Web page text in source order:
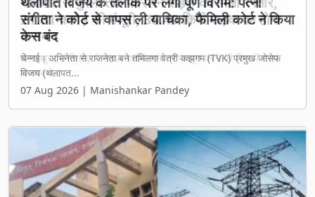
संगीता ने कोर्ट से वापस ली याचिका, फैमिली कोर्ट ने किया
केस बंद
चेन्नई। अभिनेता से राजनेता बने तमिलगा वेत्री कझगम (TVK) प्रमुख जोसेफ
विजय (थलापत...
07 Aug 2026 | Manishankar Pandey